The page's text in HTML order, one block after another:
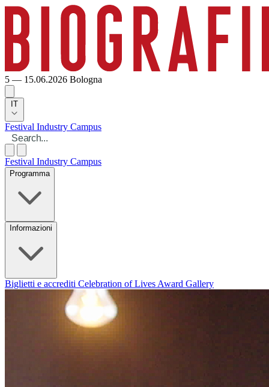
5 — 15.06.2026 Bologna
IT
Festival Industry Campus
Festival Industry Campus
Programma
Informazioni
Biglietti e accrediti Celebration of Lives Award Gallery